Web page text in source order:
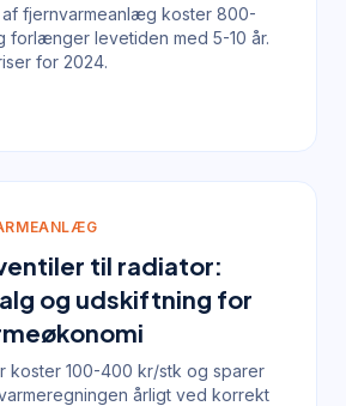
fjernvarmeanlæg koster 800-
forlænger levetiden med 5-10 år.
for 2024.
til radiator:
og udskiftning for
koster 100-400 kr/stk og sparer
årligt ved korrekt